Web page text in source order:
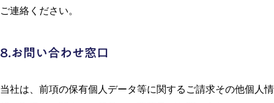
ご連絡ください。
8.お問い合わせ窓⼝
当社は、前項の保有個⼈データ等に関するご請求その他個⼈情